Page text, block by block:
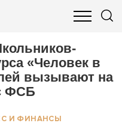
БИЗНЕС И ФИНАНСЫ
«Человек в
вызывают на
ФСБ
И ФИНАНСЫ